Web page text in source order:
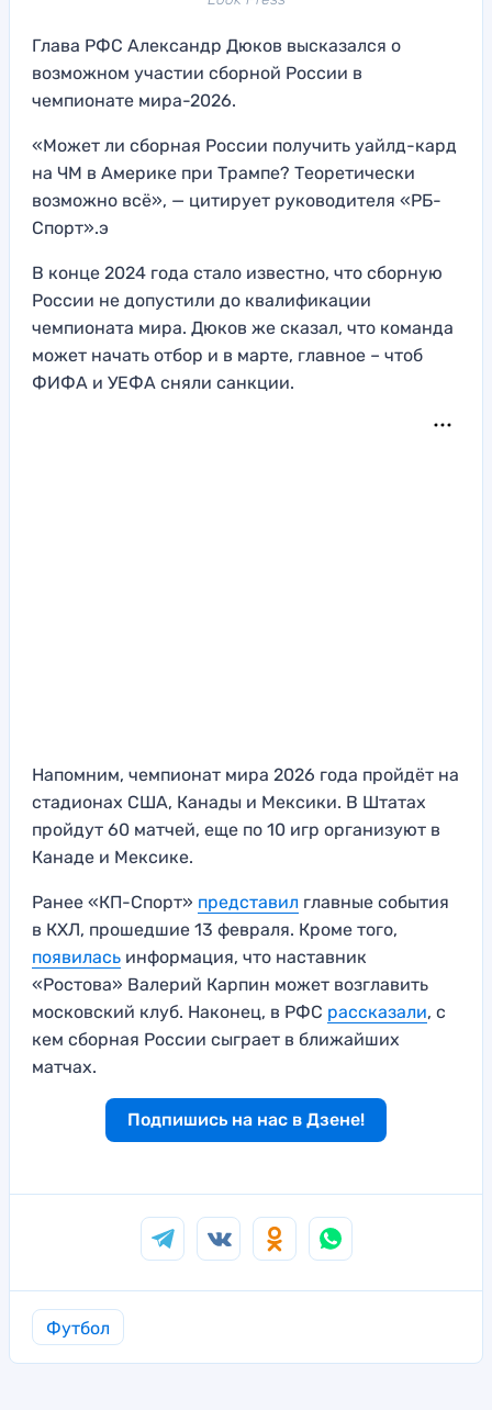
Глава РФС Александр Дюков высказался о
возможном участии сборной России в
чемпионате мира-2026.
«Может ли сборная России получить уайлд-кард
на ЧМ в Америке при Трампе? Теоретически
возможно всё», — цитирует руководителя «РБ-
Спорт».э
В конце 2024 года стало известно, что сборную
России не допустили до квалификации
чемпионата мира. Дюков же сказал, что команда
может начать отбор и в марте, главное – чтоб
ФИФА и УЕФА сняли санкции.
Напомним, чемпионат мира 2026 года пройдёт на
стадионах США, Канады и Мексики. В Штатах
пройдут 60 матчей, еще по 10 игр организуют в
Канаде и Мексике.
Ранее «КП-Спорт» представил главные события
в КХЛ, прошедшие 13 февраля. Кроме того,
появилась информация, что наставник
«Ростова» Валерий Карпин может возглавить
московский клуб. Наконец, в РФС рассказали, с
кем сборная России сыграет в ближайших
матчах.
Подпишись на нас в Дзене!
Футбол